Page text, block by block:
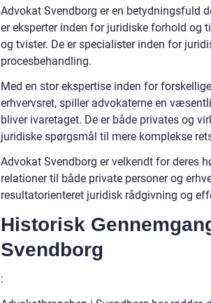
Advokat Svendborg er en betydningsfuld
er eksperter inden for juridiske forhold og
og tvister. De er specialister inden for
procesbehandling.
Med en stor ekspertise inden for
erhvervsret, spiller advokaterne en
bliver ivaretaget. De er både privates og
juridiske spørgsmål til mere komplekse
Advokat Svendborg er velkendt for deres
relationer til både private personer og
resultatorienteret juridisk rådgivning og
Historisk
Svendborg
: